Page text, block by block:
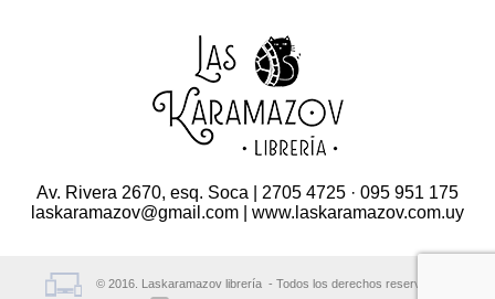
Av. Rivera 2670, esq. Soca | 2705 4725 · 095 951 175
laskaramazov@gmail.com | www.laskaramazov.com.uy
© 2016. Laskaramazov librería - Todos los derechos reservados.